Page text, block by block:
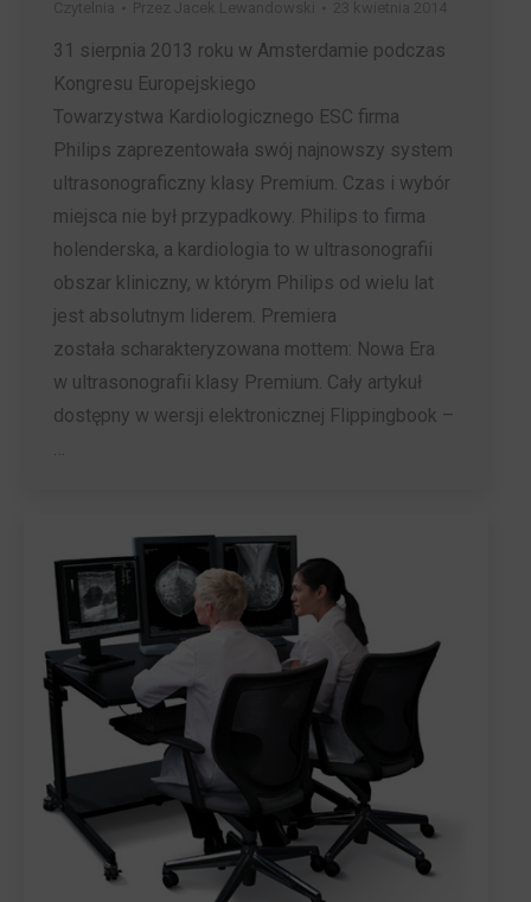
31 sierpnia 2013 roku w Amsterdamie podczas
Kongresu Europejskiego
Towarzystwa Kardiologicznego ESC firma
Philips zaprezentowała swój najnowszy system
ultrasonograficzny klasy Premium. Czas i wybór
miejsca nie był przypadkowy. Philips to firma
holenderska, a kardiologia to w ultrasonografii
obszar kliniczny, w którym Philips od wielu lat
jest absolutnym liderem. Premiera
została scharakteryzowana mottem: Nowa Era
w ultrasonografii klasy Premium. Cały artykuł
dostępny w wersji elektronicznej Flippingbook –
…